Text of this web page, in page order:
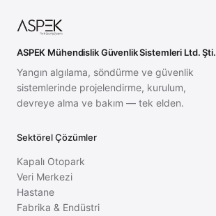
ASPEK Mühendislik Güvenlik Sistemleri Ltd. Şti.
Yangın algılama, söndürme ve güvenlik
sistemlerinde projelendirme, kurulum,
devreye alma ve bakım — tek elden.
Sektörel Çözümler
Kapalı Otopark
Veri Merkezi
Hastane
Fabrika & Endüstri